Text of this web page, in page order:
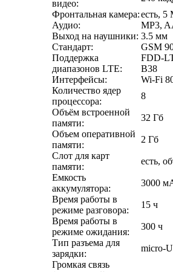
видео:
Фронтальная камера:есть,
Аудио:
MP3,
Выход на наушники: 3.5 мм
Стандарт:
GSM
Поддержка
диапазонов LTE:
FDD-
B38
Интерфейсы:
Wi-Fi
Количество ядер
процессора:
8
Объём встроенной
памяти:
32 Гб
Объем оперативной
памяти:
2 Гб
Слот для карт
памяти:
есть,
Емкость
аккумулятора:
3000
Время работы в
режиме разговора:
15 ч
Время работы в
режиме ожидания:
300 ч
Тип разъема для
зарядки:
micro-
Громкая связь